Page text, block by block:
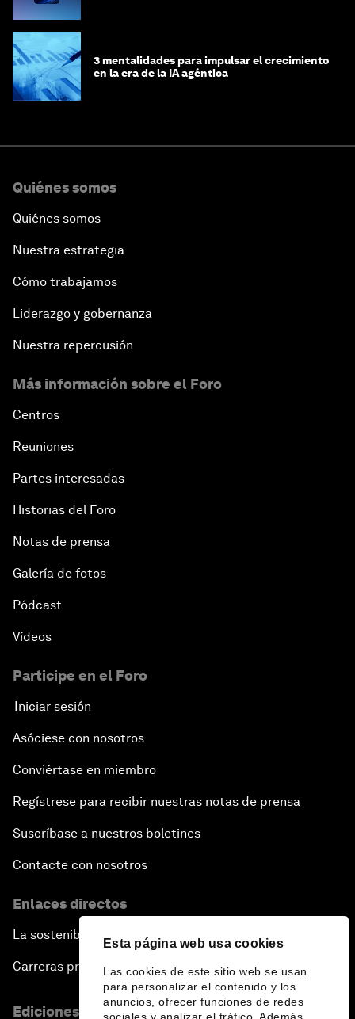
Esta página web usa cookies
Las cookies de este sitio web se usan
para personalizar el contenido y los
anuncios, ofrecer funciones de redes
3 mentalidades para impulsar el crecimiento
en la era de la IA agéntica
Quiénes somos
Quiénes somos
Nuestra estrategia
Cómo trabajamos
Liderazgo y gobernanza
Nuestra repercusión
Más información sobre el Foro
Centros
Reuniones
Partes interesadas
Historias del Foro
Notas de prensa
Galería de fotos
Pódcast
Vídeos
Participe en el Foro
Iniciar sesión
Asóciese con nosotros
Conviértase en miembro
Regístrese para recibir nuestras notas de prensa
Suscríbase a nuestros boletines
Contacte con nosotros
Enlaces directos
La sostenibilidad en el Foro
Carreras profesionales
Ediciones en otros idiomas